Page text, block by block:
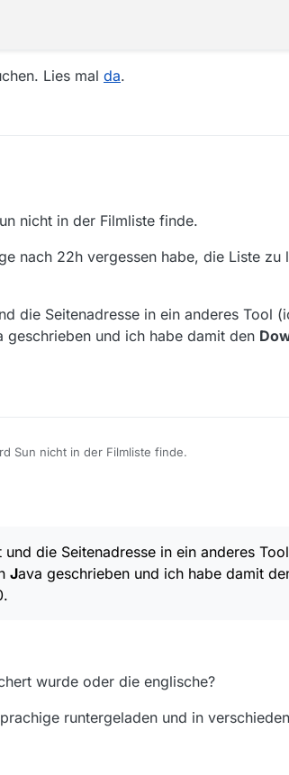
Lies mal da.
aktualierter Datenbank tauchen sie nicht
sie sich aber anschauen, sprich sie müssten
nicht in der Filmliste finde.
nach 22h vergessen habe, die Liste zu
die Seitenadresse in ein anderes Tool
geschrieben und ich habe damit den
Sun nicht in der Filmliste finde.
Tage nach 22h vergessen habe, die Liste zu
die Seitenadresse in ein anderes
Java geschrieben und ich habe damit
wurde oder die englische?
runtergeladen und in